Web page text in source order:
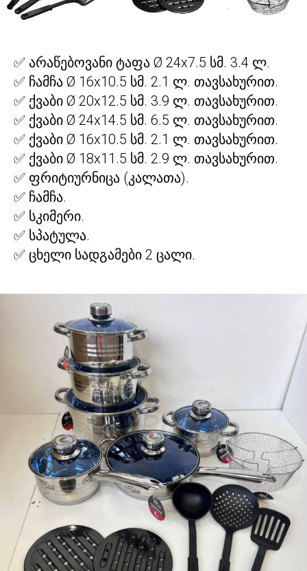
✅ არაწებოვანი ტაფა Ø 24x7.5 სმ. 3.4 ლ.
✅ ჩამჩა Ø 16x10.5 სმ. 2.1 ლ. თავსახურით.
✅ ქვაბი Ø 20x12.5 სმ. 3.9 ლ. თავსახურით.
✅ ქვაბი Ø 24x14.5 სმ. 6.5 ლ. თავსახურით.
✅ ქვაბი Ø 16x10.5 სმ. 2.1 ლ. თავსახურით.
✅ ქვაბი Ø 18x11.5 სმ. 2.9 ლ. თავსახურით.
✅ ფრიტიურნიცა (კალათა).
✅ ჩამჩა.
✅ სკიმერი.
✅ სპატულა.
✅ ცხელი სადგამები 2 ცალი.